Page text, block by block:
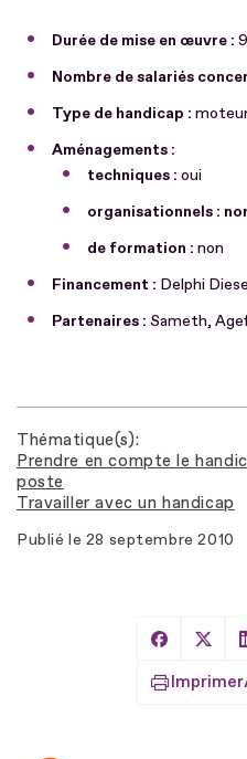
Durée de mise en œuvre :
Nombre de salariés
Type de handicap :
Aménagements :
techniques : oui
organisationnels :
de formation : non
Financement : Delphi
Partenaires : Sameth,
Thématique(s)
Prendre en compte le
poste
Travailler avec un handicap
Publié le 28 septembre 2010
Partager